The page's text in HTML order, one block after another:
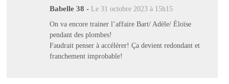
Babelle 38 - Le 31 octobre 2023 à 15h15
On va encore trainer l’affaire Bart/ Adèle/ Éloïse
pendant des plombes!
Faudrait penser à accélérer! Ça devient redondant et
franchement improbable!